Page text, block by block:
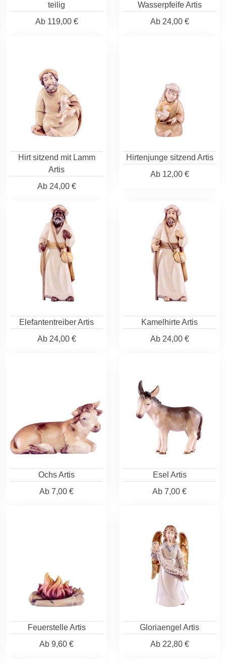
teilig
Ab119,00 €
Wasserpfeife Artis
Ab24,00 €
Hirt sitzend mit Lamm
Artis
Ab24,00 €
Hirtenjunge sitzend Artis
Ab12,00 €
Elefantentreiber Artis
Ab24,00 €
Kamelhirte Artis
Ab24,00 €
Ochs Artis
Ab 7,00 €
Esel Artis
Ab 7,00 €
Feuerstelle Artis
Ab 9,60 €
Gloriaengel Artis
Ab22,80 €